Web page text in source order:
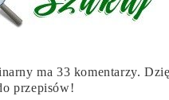
ma 33 komentarzy.
przepisów!